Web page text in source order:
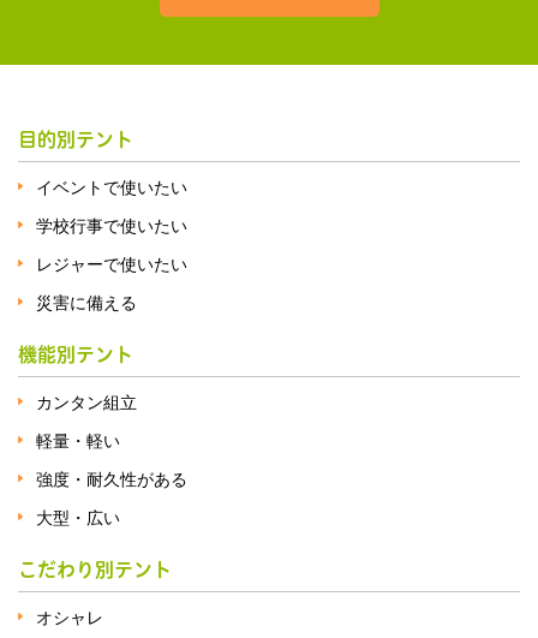
目的別テント
イベントで使いたい
学校行事で使いたい
レジャーで使いたい
災害に備える
機能別テント
カンタン組立
軽量・軽い
強度・耐久性がある
大型・広い
こだわり別テント
オシャレ